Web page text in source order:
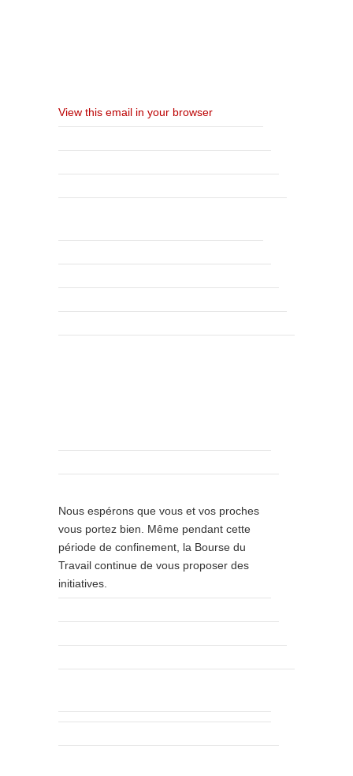
View this email in your browser
Nous espérons que vous et vos proches
vous portez bien. Même pendant cette
période de confinement, la Bourse du
Travail continue de vous proposer des
initiatives.